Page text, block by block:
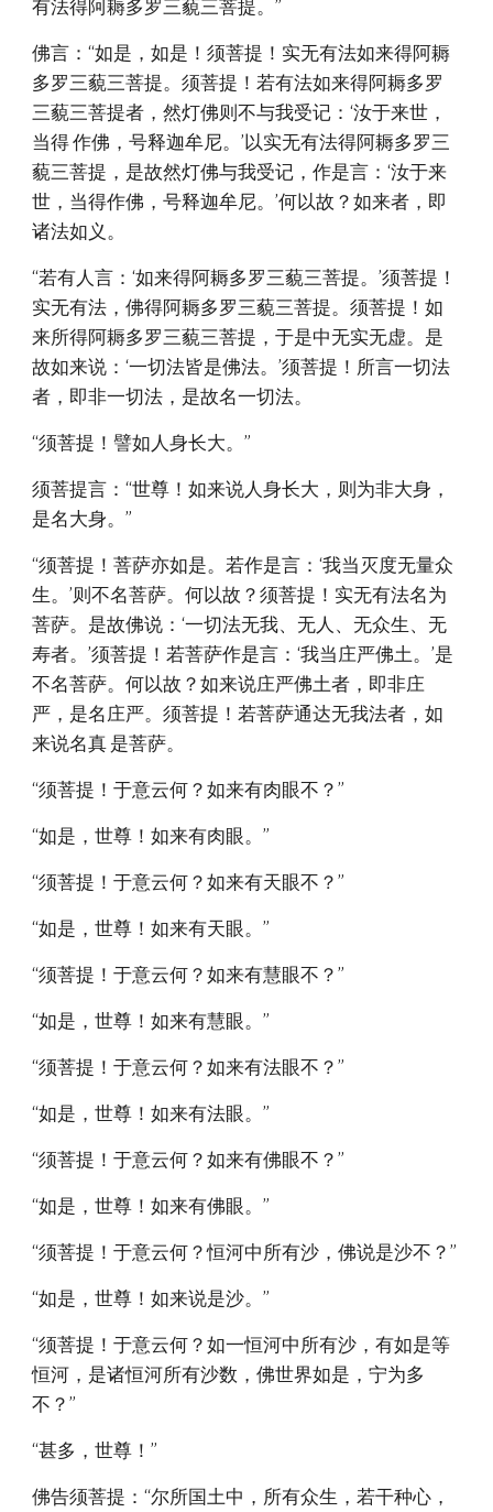
有法得阿耨多罗三藐三菩提。”
佛言：“如是，如是！须菩提！实无有法如来得阿耨
多罗三藐三菩提。须菩提！若有法如来得阿耨多罗
三藐三菩提者，然灯佛则不与我受记：‘汝于来世，
当得 作佛，号释迦牟尼。’以实无有法得阿耨多罗三
藐三菩提，是故然灯佛与我受记，作是言：‘汝于来
世，当得作佛，号释迦牟尼。’何以故？如来者，即
诸法如义。
“若有人言：‘如来得阿耨多罗三藐三菩提。’须菩提！
实无有法，佛得阿耨多罗三藐三菩提。须菩提！如
来所得阿耨多罗三藐三菩提，于是中无实无虚。是
故如来说：‘一切法皆是佛法。’须菩提！所言一切法
者，即非一切法，是故名一切法。
“须菩提！譬如人身长大。”
须菩提言：“世尊！如来说人身长大，则为非大身，
是名大身。”
“须菩提！菩萨亦如是。若作是言：‘我当灭度无量众
生。’则不名菩萨。何以故？须菩提！实无有法名为
菩萨。是故佛说：‘一切法无我、无人、无众生、无
寿者。’须菩提！若菩萨作是言：‘我当庄严佛土。’是
不名菩萨。何以故？如来说庄严佛土者，即非庄
严，是名庄严。须菩提！若菩萨通达无我法者，如
来说名真 是菩萨。
“须菩提！于意云何？如来有肉眼不？”
“如是，世尊！如来有肉眼。”
“须菩提！于意云何？如来有天眼不？”
“如是，世尊！如来有天眼。”
“须菩提！于意云何？如来有慧眼不？”
“如是，世尊！如来有慧眼。”
“须菩提！于意云何？如来有法眼不？”
“如是，世尊！如来有法眼。”
“须菩提！于意云何？如来有佛眼不？”
“如是，世尊！如来有佛眼。”
“须菩提！于意云何？恒河中所有沙，佛说是沙不？”
“如是，世尊！如来说是沙。”
“须菩提！于意云何？如一恒河中所有沙，有如是等
恒河，是诸恒河所有沙数，佛世界如是，宁为多
不？”
“甚多，世尊！”
佛告须菩提：“尔所国土中，所有众生，若干种心，